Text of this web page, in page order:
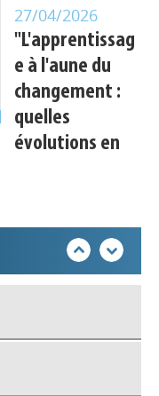
27/04/2026
"L'apprentissag
e à l'aune du
changement :
quelles
évolutions en